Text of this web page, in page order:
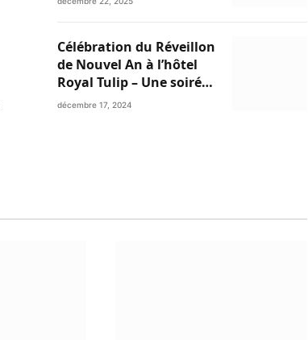
Célébration du Réveillon
de Nouvel An à l’hôtel
Royal Tulip – Une soirée
inoubliable avec
décembre 17, 2024